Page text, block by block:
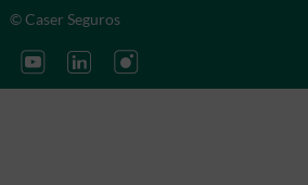
© Caser Seguros